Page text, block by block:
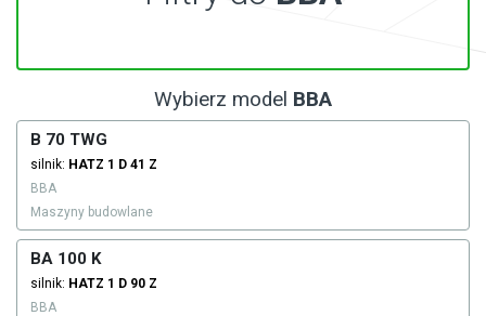
Wybierz model BBA
B 70 TWG
silnik: HATZ 1 D 41 Z
BBA
Maszyny budowlane
BA 100 K
silnik: HATZ 1 D 90 Z
BBA